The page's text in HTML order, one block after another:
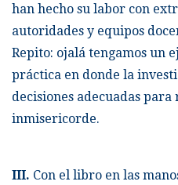
han hecho su labor con
autoridades y equipos
Repito: ojalá tengamos un
práctica en donde la
decisiones adecuadas
inmisericorde.
III. Con el libro en las